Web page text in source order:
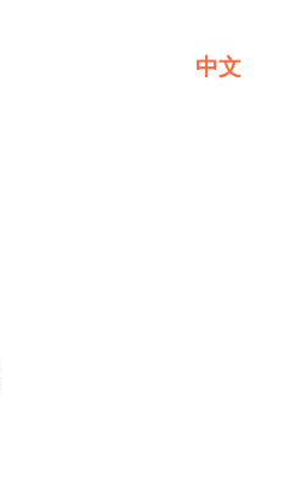
中文